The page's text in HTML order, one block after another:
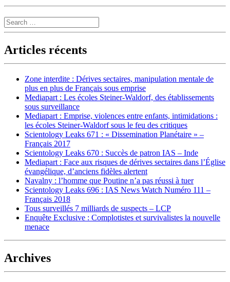
Search
Articles récents
Zone interdite : Dérives sectaires, manipulation mentale de
plus en plus de Français sous emprise
Mediapart : Les écoles Steiner-Waldorf, des établissements
sous surveillance
Mediapart : Emprise, violences entre enfants, intimidations :
les écoles Steiner-Waldorf sous le feu des critiques
Scientology Leaks 671 : « Dissemination Planétaire » –
Français 2017
Scientology Leaks 670 : Succès de patron IAS – Inde
Mediapart : Face aux risques de dérives sectaires dans l’Église
évangélique, d’anciens fidèles alertent
Navalny : l’homme que Poutine n’a pas réussi à tuer
Scientology Leaks 696 : IAS News Watch Numéro 111 –
Français 2018
Tous surveillés 7 milliards de suspects – LCP
Enquête Exclusive : Complotistes et survivalistes la nouvelle
menace
Archives